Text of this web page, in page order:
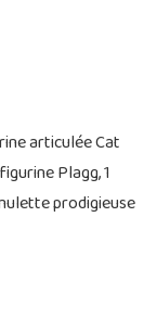
articulée Cat
Plagg, 1
prodigieuse